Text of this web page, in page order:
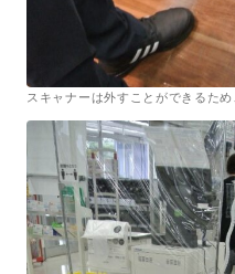
スキャナーは外すことができるた